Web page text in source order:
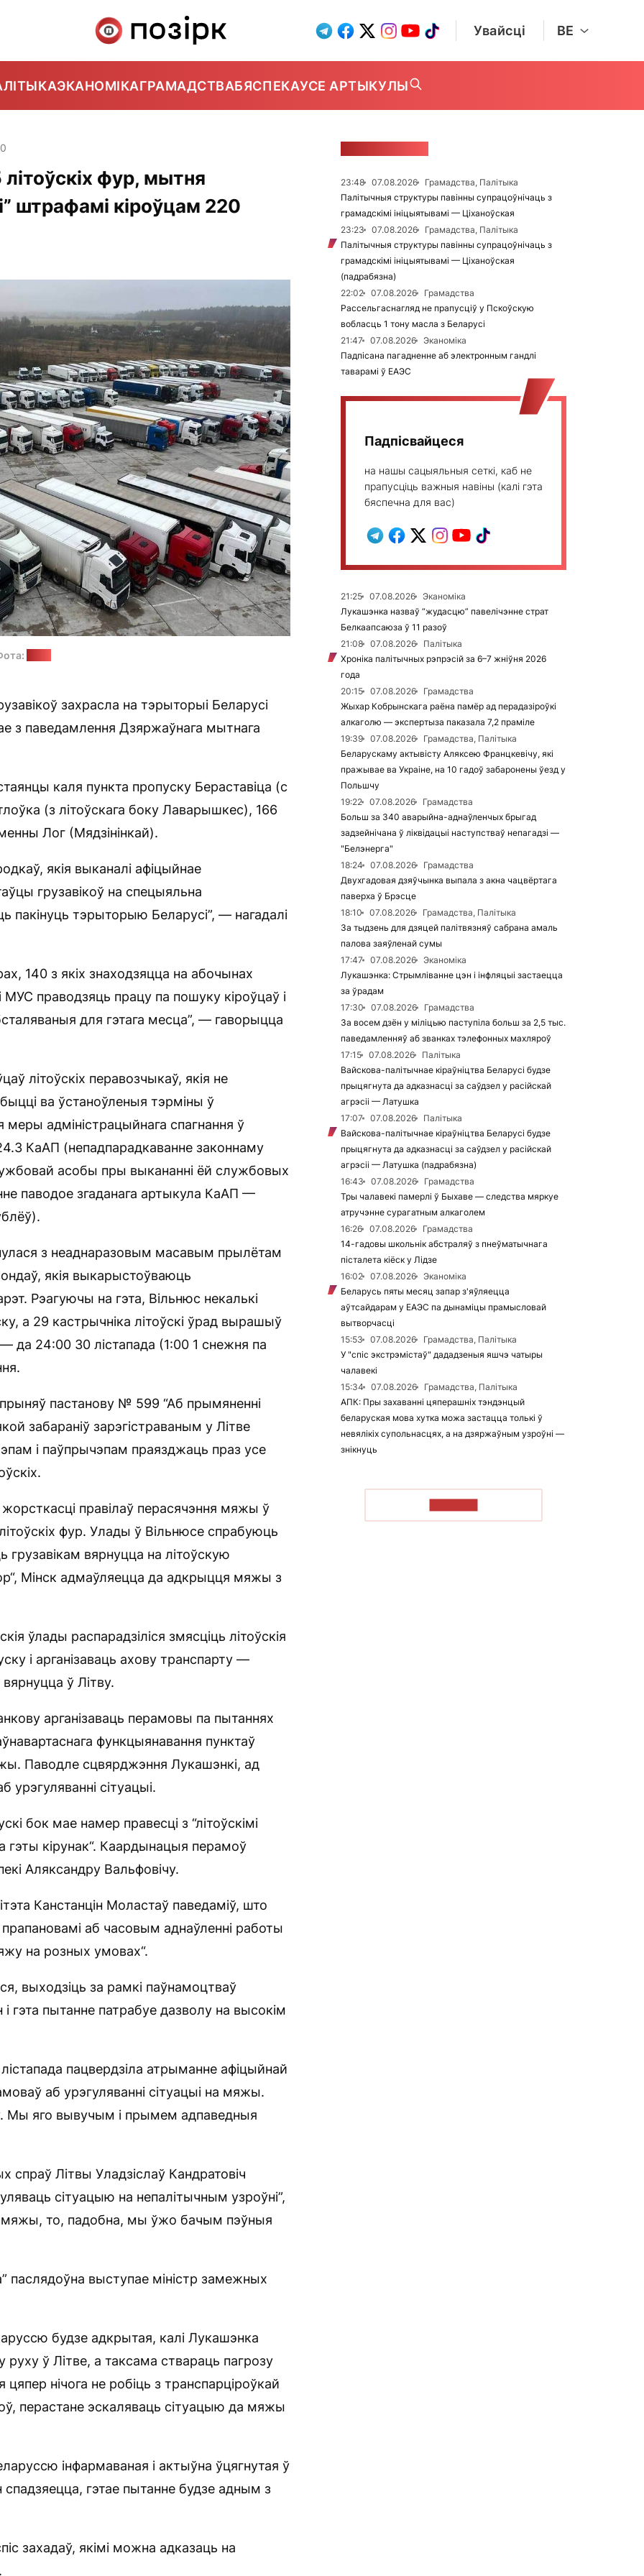
Увайсці BE
ЭКАНОМІКАГРАМАДСТВАБЯСПЕКАУСЕ АРТЫКУЛЫ
фур, мытня
штрафамі кіроўцам 220
захрасла на тэрыторыі Беларусі
з паведамлення Дзяржаўнага мытнага
каля пункта пропуску Бераставіца (с
(з літоўскага боку Лаварышкес), 166
Лог (Мядзінінкай).
якія выканалі афіцыйнае
грузавікоў на спецыяльна
пакінуць тэрыторыю Беларусі”, — нагадалі
140 з якіх знаходзяцца на абочынах
праводзяць працу па пошуку кіроўцаў і
для гэтага месца”, — гаворыцца
літоўскіх перавозчыкаў, якія не
ва ўстаноўленыя тэрміны ў
адміністрацыйнага спагнання ў
КаАП (непадпарадкаванне законнаму
асобы пры выкананні ёй службовых
паводое згаданага артыкула КаАП —
з неаднаразовым масавым прылётам
якія выкарыстоўваюць
Рэагуючы на гэта, Вільнюс некалькі
а 29 кастрычніка літоўскі ўрад вырашыў
да 24:00 30 лістапада (1:00 1 снежня па
пастанову № 599 “Аб прымяненні
забараніў зарэгістраваным у Літве
і паўпрычэпам праязджаць праз усе
правілаў перасячэння мяжы ў
фур. Улады ў Вільнюсе спрабуюць
вярнуцца на літоўскую
Мінск адмаўляецца да адкрыцця мяжы з
ўлады распарадзіліся змясціць літоўскія
і арганізаваць ахову транспарту —
ў Літву.
арганізаваць перамовы па пытаннях
функцыянавання пунктаў
Паводле сцвярджэння Лукашэнкі, ад
урэгуляванні сітуацыі.
бок мае намер правесці з “літоўскімі
гэты кірунак“. Каардынацыя перамоў
Аляксандру Вальфовічу.
Канстанцін Моластаў паведаміў, што
прапановамі аб часовым аднаўленні работы
на розных умовах“.
выходзіць за рамкі паўнамоцтваў
гэта пытанне патрабуе дазволу на высокім
лістапада пацвердзіла атрыманне афіцыйнай
аб урэгуляванні сітуацыі на мяжы.
Мы яго вывучым і прымем адпаведныя
спраў Літвы Уладзіслаў Кандратовіч
сітуацыю на непалітычным узроўні”,
мяжы, то, падобна, мы ўжо бачым пэўныя
паслядоўна выступае міністр замежных
будзе адкрытая, калі Лукашэнка
ў Літве, а таксама ствараць пагрозу
нічога не робіць з транспарціроўкай
перастане эскаляваць сітуацыю да мяжы
інфармаваная і актыўна ўцягнутая ў
гэтае пытанне будзе адным з
захадаў, якімі можна адказаць на
23:48 07.08.2026
Грамадства, Палітыка
Палітычныя структуры павінны супрацоўнічаць з
грамадскімі ініцыятывамі — Ціханоўская
23:23
07.08.2026
Грамадства, Палітыка
Палітычныя структуры павінны супрацоўнічаць з
грамадскімі ініцыятывамі — Ціханоўская
(падрабязна)
22:02
07.08.2026
Грамадства
Рассельгаснагляд не прапусціў у Пскоўскую
вобласць 1 тону масла з Беларусі
21:47
07.08.2026
Эканоміка
Падпісана пагадненне аб электронным гандлі
таварамі ў ЕАЭС
Падпісвайцеся
на нашы сацыяльныя сеткі, каб не
прапусціць важныя навіны (калі гэта
бяспечна для вас)
21:25 07.08.2026
Эканоміка
Лукашэнка назваў “жудасцю” павелічэнне страт
Белкаапсаюза ў 11 разоў
21:08
07.08.2026
Палітыка
Хроніка палітычных рэпрэсій за 6–7 жніўня 2026
года
20:15
07.08.2026
Грамадства
Жыхар Кобрынскага раёна памёр ад перадазіроўкі
алкаголю — экспертыза паказала 7,2 праміле
19:39
07.08.2026
Грамадства, Палітыка
Беларускаму актывісту Аляксею Францкевічу, які
пражывае ва Украіне, на 10 гадоў забаронены ўезд у
Польшчу
19:22
07.08.2026
Грамадства
Больш за 340 аварыйна-аднаўленчых брыгад
задзейнічана ў ліквідацыі наступстваў непагадзі —
"Белэнерга"
18:24
07.08.2026
Грамадства
Двухгадовая дзяўчынка выпала з акна чацвёртага
паверха ў Брэсце
18:10
07.08.2026
Грамадства, Палітыка
За тыдзень для дзяцей палітвязняў сабрана амаль
палова заяўленай сумы
17:47
07.08.2026
Эканоміка
Лукашэнка: Стрымліванне цэн і інфляцыі застаецца
за ўрадам
17:30
07.08.2026
Грамадства
За восем дзён у міліцыю паступіла больш за 2,5 тыс.
паведамленняў аб званках тэлефонных махляроў
17:15
07.08.2026
Палітыка
Вайскова-палітычнае кіраўніцтва Беларусі будзе
прыцягнута да адказнасці за саўдзел у расійскай
агрэсіі — Латушка
17:07
07.08.2026
Палітыка
Вайскова-палітычнае кіраўніцтва Беларусі будзе
прыцягнута да адказнасці за саўдзел у расійскай
агрэсіі — Латушка (падрабязна)
16:43
07.08.2026
Грамадства
Тры чалавекі памерлі ў Быхаве — следства мяркуе
атручэнне сурагатным алкаголем
16:26
07.08.2026
Грамадства
14-гадовы школьнік абстраляў з пнеўматычнага
пісталета кіёск у Лідзе
16:02
07.08.2026
Эканоміка
Беларусь пяты месяц запар з'яўляецца
аўтсайдарам у ЕАЭС па дынаміцы прамысловай
вытворчасці
15:53
07.08.2026
Грамадства, Палітыка
У "спіс экстрэмістаў" дададзеныя яшчэ чатыры
чалавекі
15:34
07.08.2026
Грамадства, Палітыка
АПК: Пры захаванні цяперашніх тэндэнцый
беларуская мова хутка можа застацца толькі ў
невялікіх супольнасцях, а на дзяржаўным узроўні —
знікнуць